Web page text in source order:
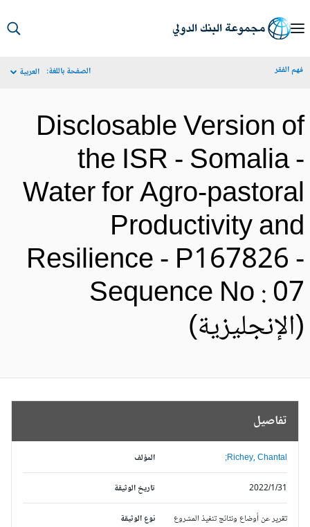
الفقر الصفحة باللغة: العربية
Disclosable Version
the ISR - Somalia
Water for Agro-
Productivity
Resilience - P167826
Sequence No :
تفاصيل
المؤلف Richey, Chantal;
تاريخ الوثيقة 2022/1/31
نوع الوثيقة تقرير عن أوضاع ونتائج تنفيذ المشروع